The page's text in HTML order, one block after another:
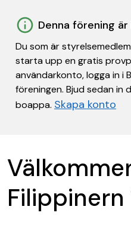
Denna förening
Du som är
starta upp en gratis
användarkonto, logga in i
föreningen. Bjud sedan in
boappa. Skapa konto
Filippinern